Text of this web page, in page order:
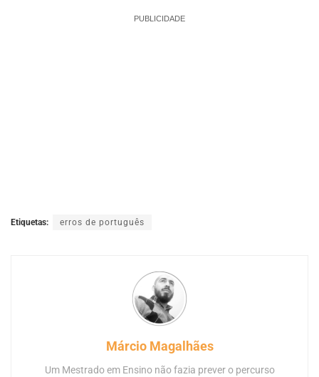
PUBLICIDADE
Etiquetas: erros de português
Márcio Magalhães
Um Mestrado em Ensino não fazia prever o percurso